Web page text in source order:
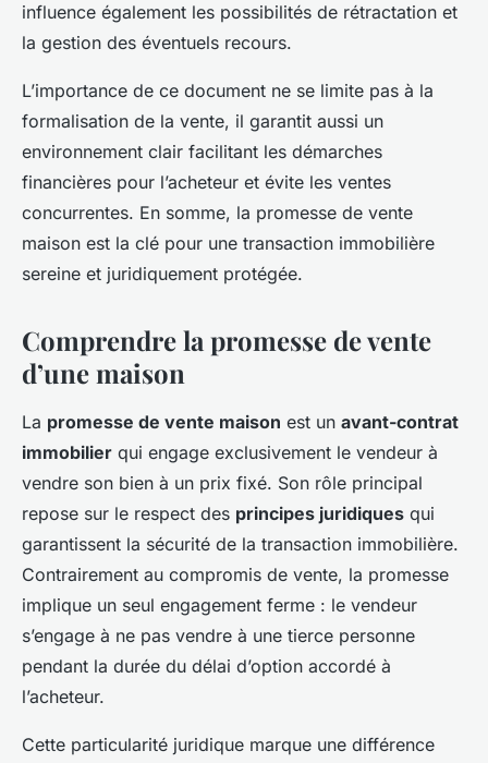
influence également les possibilités de rétractation et
la gestion des éventuels recours.
L’importance de ce document ne se limite pas à la
formalisation de la vente, il garantit aussi un
environnement clair facilitant les démarches
financières pour l’acheteur et évite les ventes
concurrentes. En somme, la promesse de vente
maison est la clé pour une transaction immobilière
sereine et juridiquement protégée.
Comprendre la promesse de vente
d’une maison
La promesse de vente maison est un avant-contrat
immobilier qui engage exclusivement le vendeur à
vendre son bien à un prix fixé. Son rôle principal
repose sur le respect des principes juridiques qui
garantissent la sécurité de la transaction immobilière.
Contrairement au compromis de vente, la promesse
implique un seul engagement ferme : le vendeur
s’engage à ne pas vendre à une tierce personne
pendant la durée du délai d’option accordé à
l’acheteur.
Cette particularité juridique marque une différence